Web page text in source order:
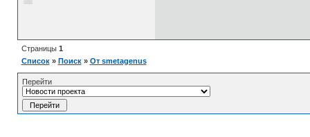
Страницы 1
Список » Поиск » От smetagenus
Перейти